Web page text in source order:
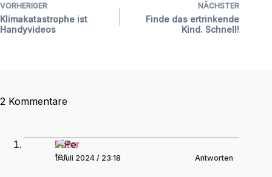
VORHERIGER
Klimakatastrophe ist
Handyvideos
NÄCHSTER
Finde das ertrinkende
Kind. Schnell!
2 Kommentare
Peter
1. Juli 2024 / 23:18 Antworten